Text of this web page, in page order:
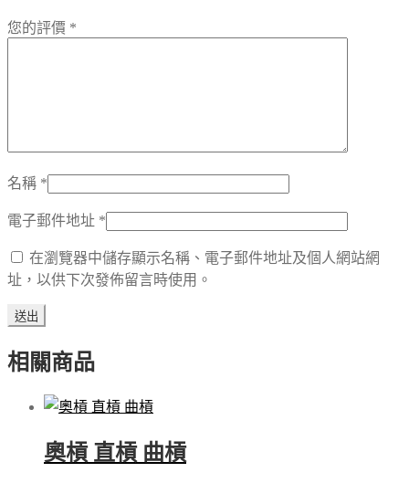
您的評價 *
名稱 *
電子郵件地址 *
在瀏覽器中儲存顯示名稱、電子郵件地址及個人網站網
址，以供下次發佈留言時使用。
相關商品
奧槓 直槓 曲槓